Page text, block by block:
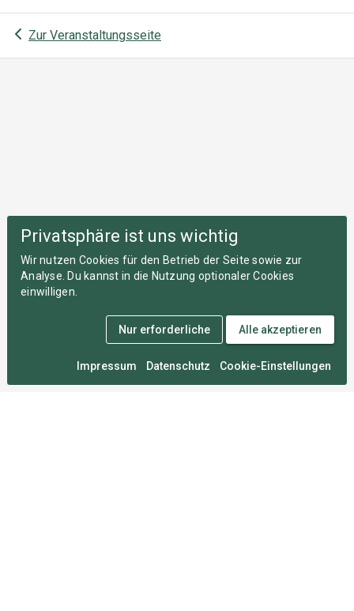
Zur Veranstaltungsseite
Privatsphäre ist uns wichtig
Wir nutzen Cookies für den Betrieb der Seite sowie zur
Analyse. Du kannst in die Nutzung optionaler Cookies
einwilligen.
Impressum Datenschutz Cookie-Einstellungen
Nur erforderliche Alle akzeptieren